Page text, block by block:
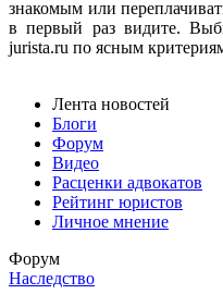
знакомым или
в первый раз видите.
jurista.ru по ясным
Лента новостей
Блоги
Форум
Видео
Расценки адвокатов
Рейтинг юристов
Личное мнение
Форум
Наследство